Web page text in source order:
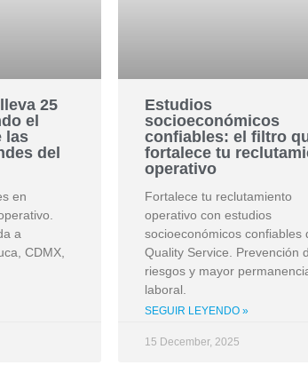
25
el
las
del
en
a
CDMX,
Estudios
socioeconómicos
confiables: el filtro
fortalece tu
operativo
Fortalece tu reclutamiento
operativo con estudios
socioeconómicos confiables
Quality Service. Prevención
riesgos y mayor
laboral.
SEGUIR LEYENDO »
15 December, 2025